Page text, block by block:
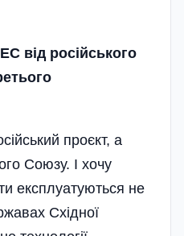
від російського
проєкт, а
Союзу. І хочу
експлуатуються не
Східної